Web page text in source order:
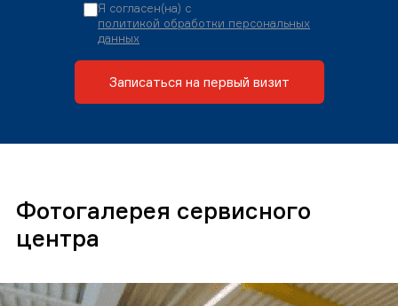
Я согласен(на) с
политикой обработки персональных
данных
Записаться на первый визит
Фотогалерея сервисного
центра